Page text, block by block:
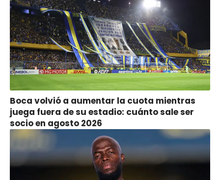
Boca volvió a aumentar la cuota mientras
juega fuera de su estadio: cuánto sale ser
socio en agosto 2026